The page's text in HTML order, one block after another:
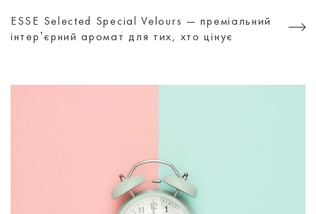
ESSE Selected Special Velours — преміальний
інтерʼєрний аромат для тих, хто цінує